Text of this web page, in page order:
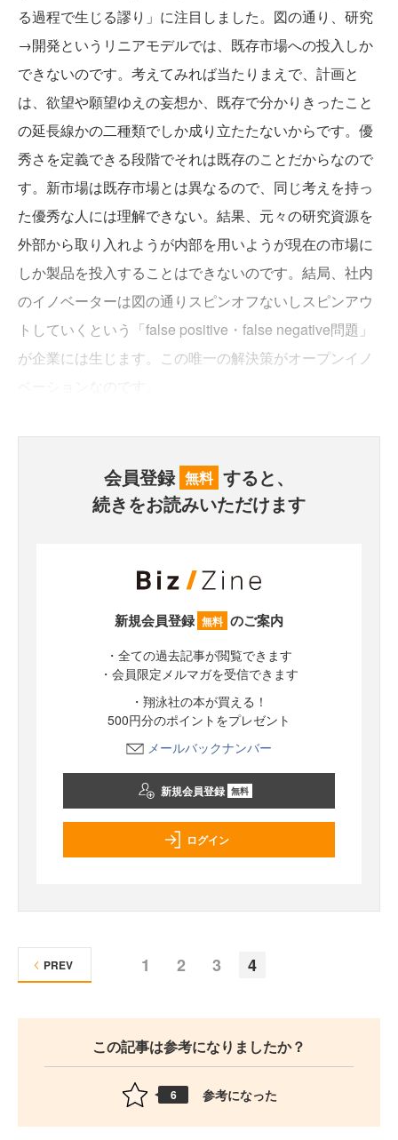
る過程で生じる謬り」に注目しました。図の通り、研究
→開発というリニアモデルでは、既存市場への投入しか
できないのです。考えてみれば当たりまえで、計画と
は、欲望や願望ゆえの妄想か、既存で分かりきったこと
の延長線かの二種類でしか成り立たたないからです。優
秀さを定義できる段階でそれは既存のことだからなので
す。新市場は既存市場とは異なるので、同じ考えを持っ
た優秀な人には理解できない。結果、元々の研究資源を
外部から取り入れようが内部を用いようが現在の市場に
しか製品を投入することはできないのです。結局、社内
のイノベーターは図の通りスピンオフないしスピンアウ
トしていくという「false positive・false negative問題」
が企業には生じます。この唯一の解決策がオープンイノ
会員登録 無料 すると、
続きをお読みいただけます
新規会員登録 無料 のご案内
・全ての過去記事が閲覧できます
・会員限定メルマガを受信できます
・翔泳社の本が買える！
500円分のポイントをプレゼント
メールバックナンバー
新規会員登録 無料
ログイン
1 2 3 4
PREV
この記事は参考になりましたか？
6 参考になった